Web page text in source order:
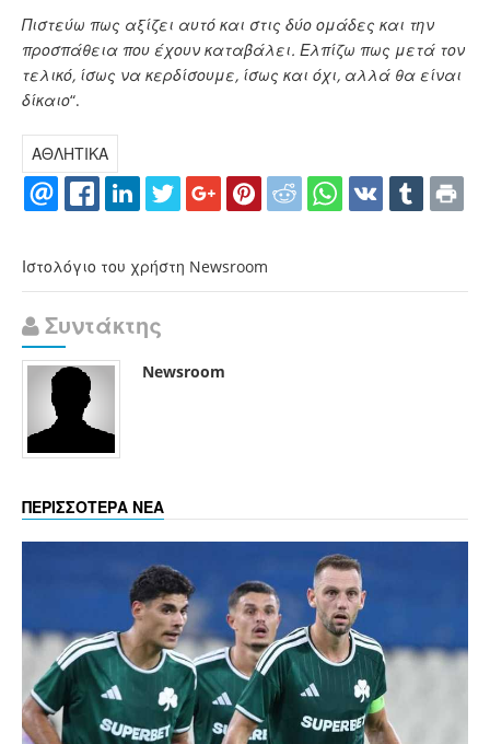
Πιστεύω πως αξίζει αυτό και στις δύο ομάδες και την
προσπάθεια που έχουν καταβάλει. Ελπίζω πως μετά τον
τελικό, ίσως να κερδίσουμε, ίσως και όχι, αλλά θα είναι
δίκαιο“.
ΑΘΛΗΤΙΚΑ
Ιστολόγιο του χρήστη Newsroom
Συντάκτης
Newsroom
ΠΕΡΙΣΣΟΤΕΡΑ ΝΕΑ